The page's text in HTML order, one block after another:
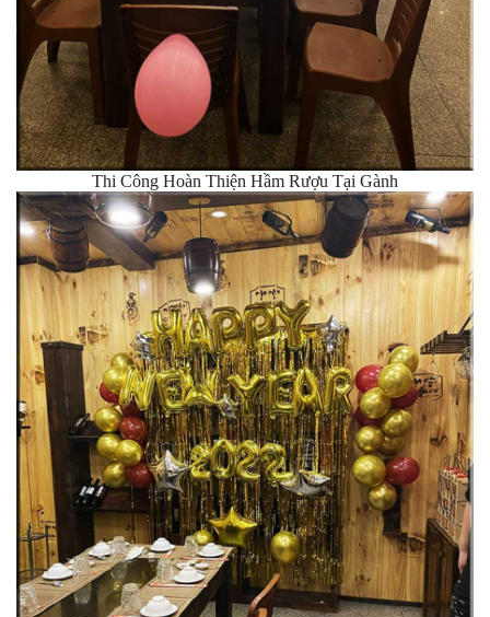
Thi Công Hoàn Thiện Hầm Rượu Tại Gành